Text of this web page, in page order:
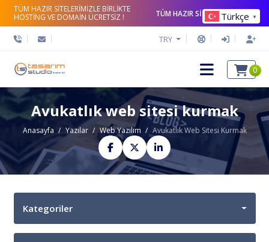
TÜM HAZIR SİTELERİMİZLE BİRLİKTE
HOSTİNG VE DOMAİN ÜCRETSİZ !
TÜM HAZIR SİTELERİ İNCELE
TRY
0
Avukatlık web sitesi kurmak
Anasayfa Yazılar Web Yazılım Avukatlık Web Sitesi Kurmak
Kategoriler
Türkçe ▼